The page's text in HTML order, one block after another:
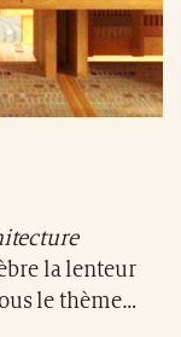
la lenteur
le thème